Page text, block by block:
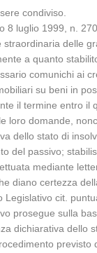
condiviso.
8 luglio 1999, n.
delle
a quanto
comunichi ai
su beni in
il termine entro il
loro domande,
dello stato di
del passivo;
mediante
diano certezza
Legislativo cit.
prosegue sulla
dichiarativa dello
previsto